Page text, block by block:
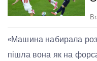
«Машина набирала
пішла вона як на